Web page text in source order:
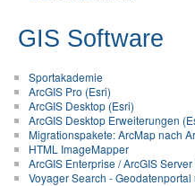
GIS Software
Sportakademie
ArcGIS Pro (Esri)
ArcGIS Desktop (Esri)
ArcGIS Desktop Erweiterungen
Migrationspakete: ArcMap nach
HTML ImageMapper
ArcGIS Enterprise / ArcGIS Server
Voyager Search -